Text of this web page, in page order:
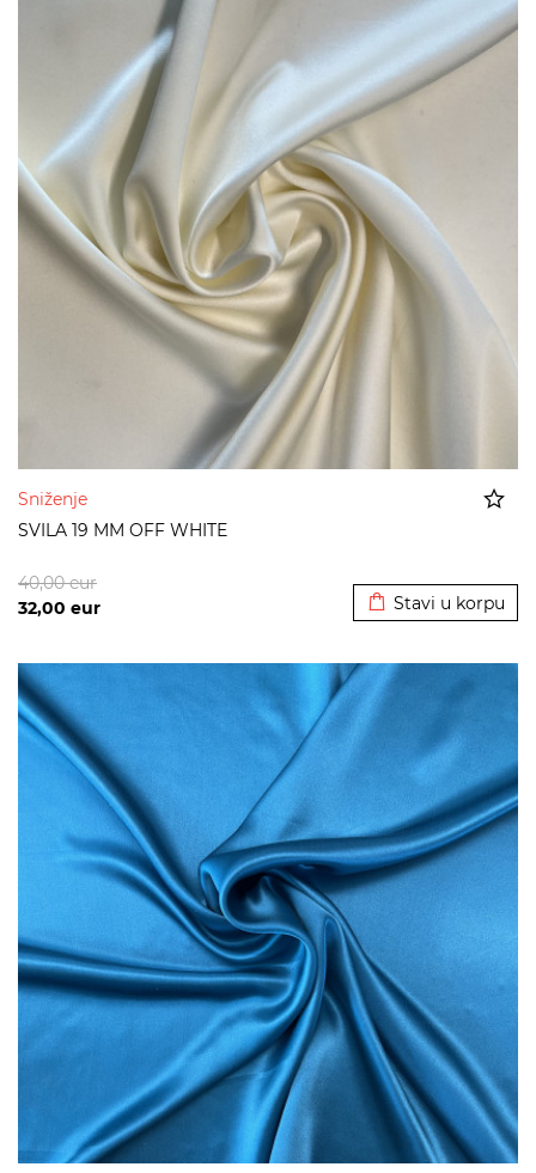
Sniženje
SVILA 19 MM OFF WHITE
32,00 eur
40,00eur
Stavi u korpu